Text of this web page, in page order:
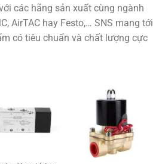
các hãng sản xuất cùng ngành
AirTAC hay Festo,… SNS mang tới
có tiêu chuẩn và chất lượng cực